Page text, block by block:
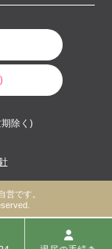
除く)
営です。